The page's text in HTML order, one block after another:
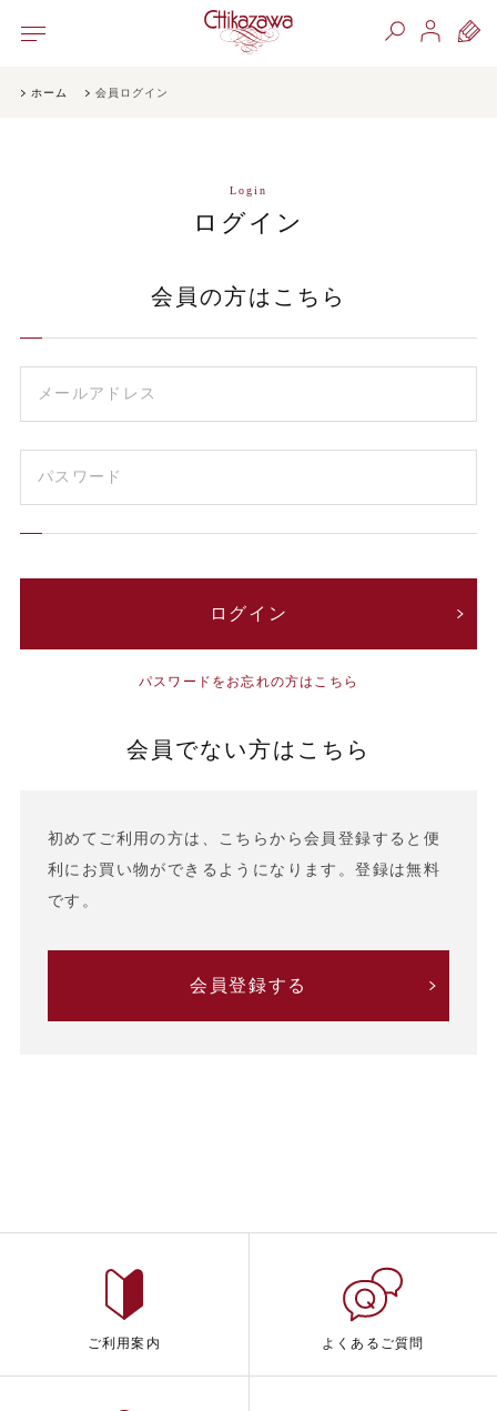
ホーム 会員ログイン
Login
ログイン
会員の方はこちら
パスワードをお忘れの方はこちら
会員でない方はこちら
初めてご利用の方は、こちらから会員登録すると便
利にお買い物ができるようになります。登録は無料
です。
会員登録する
ご利用案内 よくあるご質問